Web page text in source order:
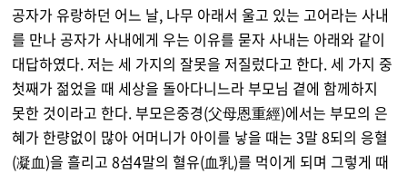
공자가 유랑하던 어느 날, 나무 아래서 울고 있는 고어라는 사내
를 만나 공자가 사내에게 우는 이유를 묻자 사내는 아래와 같이
대답하였다. 저는 세 가지의 잘못을 저질렀다고 한다. 세 가지 중
첫째가 젊었을 때 세상을 돌아다니느라 부모님 곁에 함께하지
못한 것이라고 한다. 부모은중경(父母恩重經)에서는 부모의 은
혜가 한량없이 많아 어머니가 아이를 낳을 때는 3말 8되의 응혈
(凝血)을 흘리고 8섬4말의 혈유(血乳)를 먹이게 되며 그렇게 때